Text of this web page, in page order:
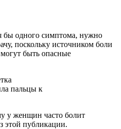
бы одного симптома, нужно
поскольку источником боли
быть опасные
у женщин часто болит
этой публикации.